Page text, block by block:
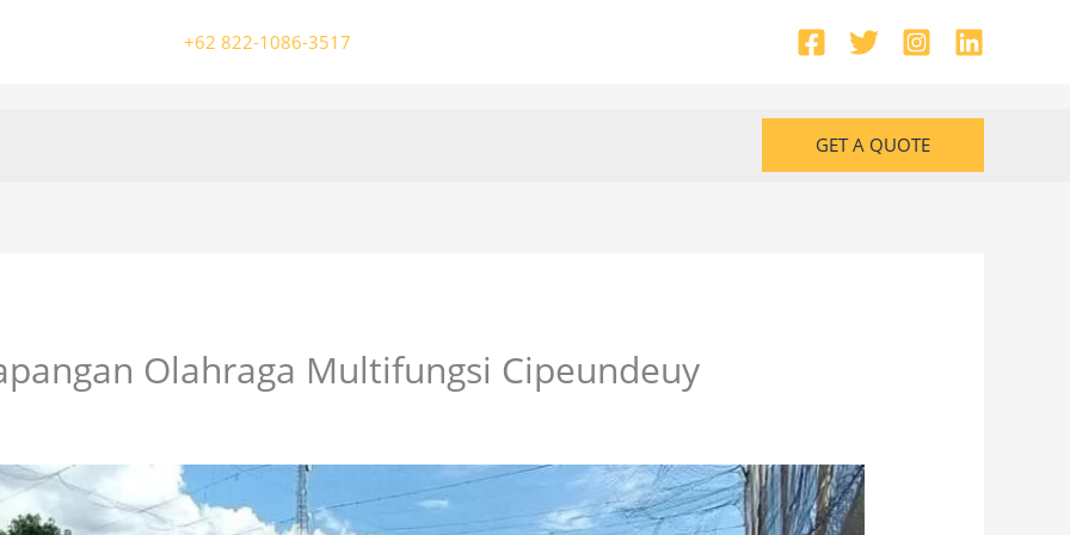
+62 822-1086-3517
GET A QUOTE
Olahraga Multifungsi Cipeundeuy